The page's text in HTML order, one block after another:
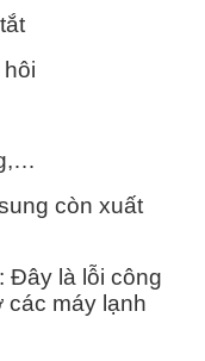
còn xuất
Đây là lỗi công
các máy lạnh